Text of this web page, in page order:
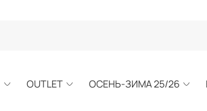
OUTLET ОСЕНЬ-ЗИМА 25/26